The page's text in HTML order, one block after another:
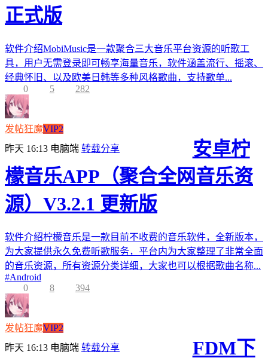
正式版
软件介绍MobiMusic是一款聚合三大音乐平台资源的听歌工
具，用户无需登录即可畅享海量音乐，软件涵盖流行、摇滚、
经典怀旧、以及欧美日韩等多种风格歌曲，支持歌单...
0
5 282
发帖狂魔VIP2
昨天 16:13 电脑端 转载分享
安卓柠
檬音乐APP（聚合全网音乐资
源）V3.2.1 更新版
软件介绍柠檬音乐是一款目前不收费的音乐软件，全新版本，
为大家提供永久免费听歌服务，平台内为大家整理了非常全面
的音乐资源，所有资源分类详细，大家也可以根据歌曲名称...
#Android
0
8 394
发帖狂魔VIP2
昨天 16:13 电脑端 转载分享
FDM下